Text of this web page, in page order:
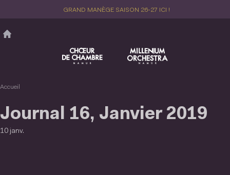
principal
GRAND MANÈGE SAISON 26-27 ICI !
Accueil
Journal 16, Janvier 2019
10 janv.